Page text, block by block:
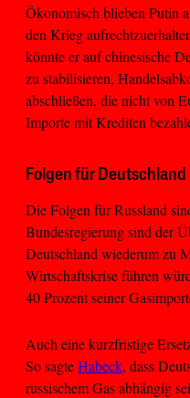
Ökonomisch blieben Putin
den Krieg
könnte er auf chinesische
zu stabilisieren,
abschließen, die nicht von
Importe mit Krediten
Folgen für Deutschland
Die Folgen für Russland
Bundesregierung sind der
Deutschland wiederum zu
Wirtschaftskrise führen
40 Prozent seiner
Auch eine kurzfristige
So sagteHabeck, dass
russischem Gas abhängig